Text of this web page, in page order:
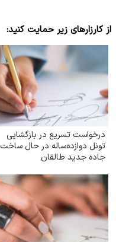
از کارزارهای زیر حمایت کنید:
درخواست تسریع در بازگشایی
تونل دوازده‌ساله در حال ساخت
جاده جدید طالقان